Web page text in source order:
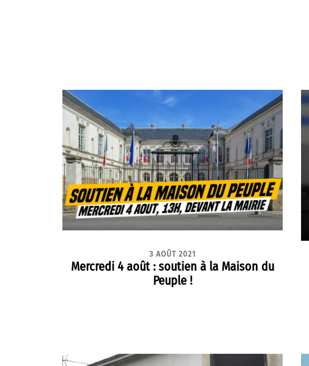
3 AOÛT 2021
Mercredi 4 août : soutien à la Maison du
Peuple !